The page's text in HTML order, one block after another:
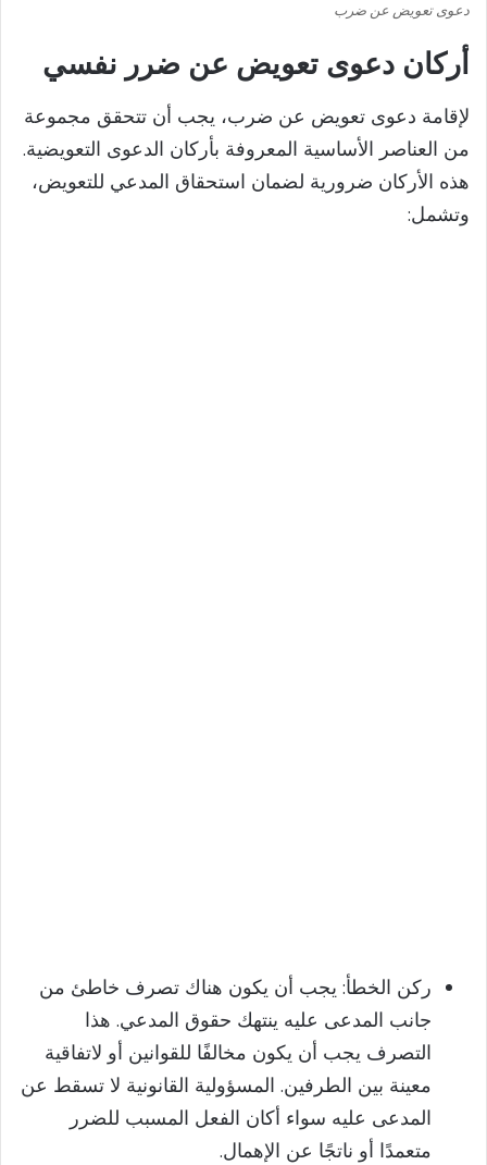
دعوى تعويض عن ضرب
أركان دعوى تعويض عن ضرر نفسي
لإقامة دعوى تعويض عن ضرب، يجب أن تتحقق مجموعة
من العناصر الأساسية المعروفة بأركان الدعوى التعويضية.
هذه الأركان ضرورية لضمان استحقاق المدعي للتعويض،
وتشمل:
ركن الخطأ: يجب أن يكون هناك تصرف خاطئ من
جانب المدعى عليه ينتهك حقوق المدعي. هذا
التصرف يجب أن يكون مخالفًا للقوانين أو لاتفاقية
معينة بين الطرفين. المسؤولية القانونية لا تسقط عن
المدعى عليه سواء أكان الفعل المسبب للضرر
متعمدًا أو ناتجًا عن الإهمال.